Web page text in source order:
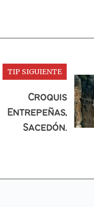
TIP SIGUIENTE
Croquis
Entrepeñas,
Sacedón.